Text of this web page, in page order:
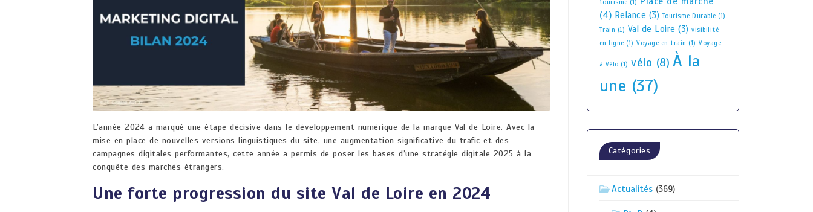
L’année 2024 a marqué une étape décisive dans le développement numérique de la marque Val de Loire. Avec la
mise en place de nouvelles versions linguistiques du site, une augmentation significative du trafic et des
campagnes digitales performantes, cette année a permis de poser les bases d’une stratégie digitale 2025 à la
conquête des marchés étrangers.
Une forte progression du site Val de Loire en 2024
tourisme (1)
(4) Relance (3) Tourisme Durable (1)
Train (1) Val de Loire (3) visibilité
en ligne (1) Voyage en train (1) Voyage
à Vélo (1) vélo (8) À la
une (37)
Catégories
Actualités(369)